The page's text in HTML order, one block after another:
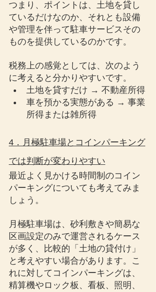
つまり、ポイントは、土地を貸し
ているだけなのか、それとも設備
や管理を伴って駐車サービスその
ものを提供しているのかです。
税務上の感覚としては、次のよう
に考えると分かりやすいです。
土地を貸すだけ → 不動産所得
車を預かる実態がある → 事業
所得または雑所得
4．月極駐車場とコインパーキング
では判断が変わりやすい
最近よく見かける時間制のコイン
パーキングについても考えてみま
しょう。
月極駐車場は、砂利敷きや簡易な
区画設定のみで運営されるケース
が多く、比較的「土地の貸付け」
と考えやすい場合があります。こ
れに対してコインパーキングは、
精算機やロック板、看板、照明、